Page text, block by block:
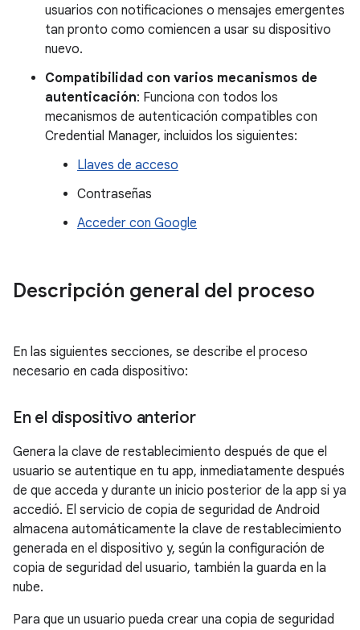
usuarios con notificaciones o mensajes emergentes
tan pronto como comiencen a usar su dispositivo
nuevo.
Compatibilidad con varios mecanismos de
autenticación: Funciona con todos los
mecanismos de autenticación compatibles con
Credential Manager, incluidos los siguientes:
Llaves de acceso
Contraseñas
Acceder con Google
Descripción general del proceso
En las siguientes secciones, se describe el proceso
necesario en cada dispositivo:
En el dispositivo anterior
Genera la clave de restablecimiento después de que el
usuario se autentique en tu app, inmediatamente después
de que acceda y durante un inicio posterior de la app si ya
accedió. El servicio de copia de seguridad de Android
almacena automáticamente la clave de restablecimiento
generada en el dispositivo y, según la configuración de
copia de seguridad del usuario, también la guarda en la
nube.
Para que un usuario pueda crear una copia de seguridad